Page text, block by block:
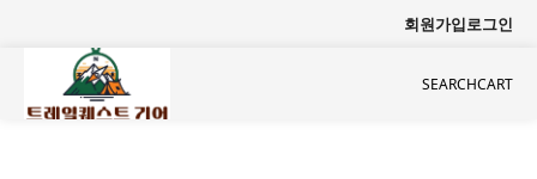
회원가입로그인
SEARCHCART